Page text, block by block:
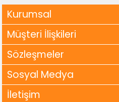
Kurumsal
Müşteri İlişkileri
Sözleşmeler
Sosyal Medya
İletişim